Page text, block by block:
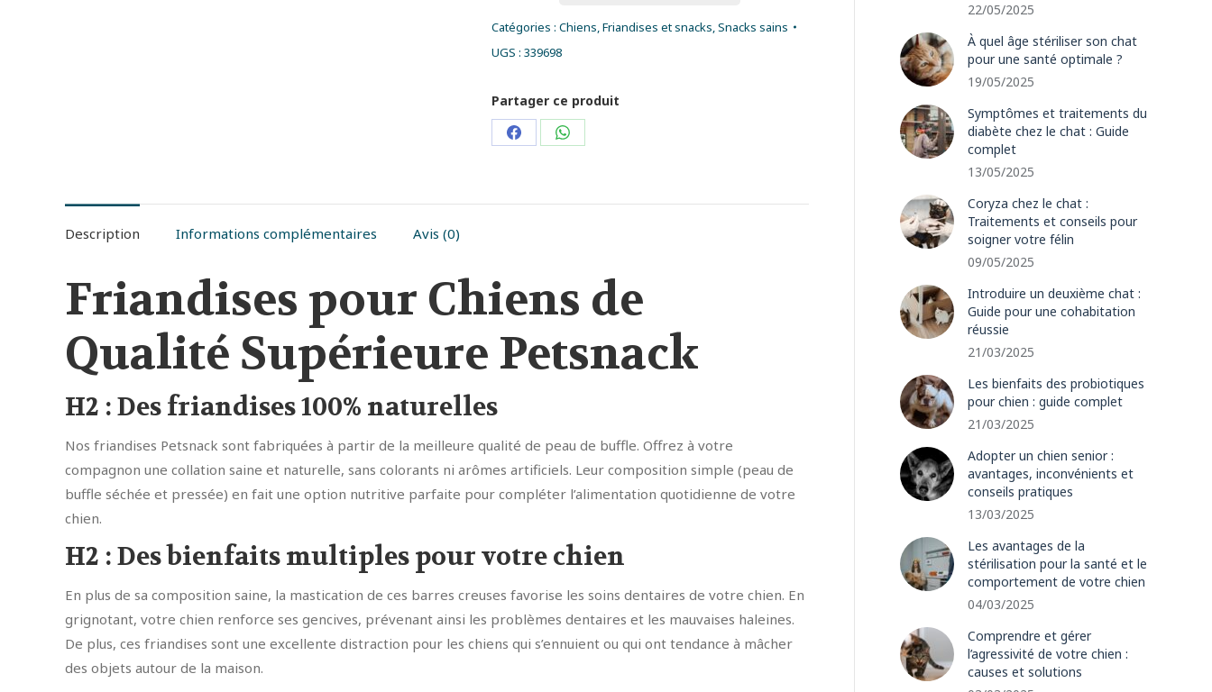
Catégories : Chiens,Friandises et snacks,Snacks sains
UGS : 339698
Partager ce produit
Partager
Facebook
Partager
WhatsApp
Description Informations complémentaires Avis (0)
Friandises pour Chiens de
Qualité Supérieure Petsnack
H2 : Des friandises 100% naturelles
Nos friandises Petsnack sont fabriquées à partir de la meilleure qualité de peau de buffle. Offrez à votre
compagnon une collation saine et naturelle, sans colorants ni arômes artificiels. Leur composition simple (peau de
buffle séchée et pressée) en fait une option nutritive parfaite pour compléter l’alimentation quotidienne de votre
chien.
H2 : Des bienfaits multiples pour votre chien
En plus de sa composition saine, la mastication de ces barres creuses favorise les soins dentaires de votre chien. En
grignotant, votre chien renforce ses gencives, prévenant ainsi les problèmes dentaires et les mauvaises haleines.
De plus, ces friandises sont une excellente distraction pour les chiens qui s’ennuient ou qui ont tendance à mâcher
des objets autour de la maison.
22/05/2025
À quel âge stériliser son chat
pour une santé optimale ?
19/05/2025
Symptômes et traitements du
diabète chez le chat : Guide
complet
13/05/2025
Coryza chez le chat :
Traitements et conseils pour
soigner votre félin
09/05/2025
Introduire un deuxième chat :
Guide pour une cohabitation
réussie
21/03/2025
Les bienfaits des probiotiques
pour chien : guide complet
21/03/2025
Adopter un chien senior :
avantages, inconvénients et
conseils pratiques
13/03/2025
Les avantages de la
stérilisation pour la santé et le
comportement de votre chien
04/03/2025
Comprendre et gérer
l’agressivité de votre chien :
causes et solutions